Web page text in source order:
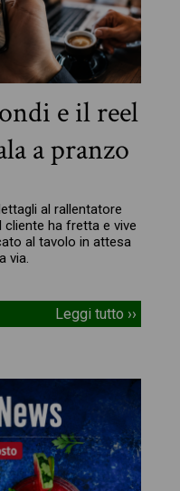
e il reel
a pranzo
al rallentatore
ha fretta e vive
al tavolo in attesa
via.
Leggi tutto ››